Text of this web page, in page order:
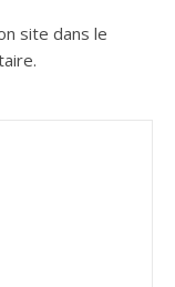
site dans le